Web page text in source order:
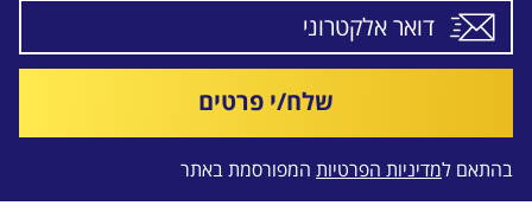
שלח/י פרטים
בהתאם למדיניות הפרטיות המפורסמת באתר